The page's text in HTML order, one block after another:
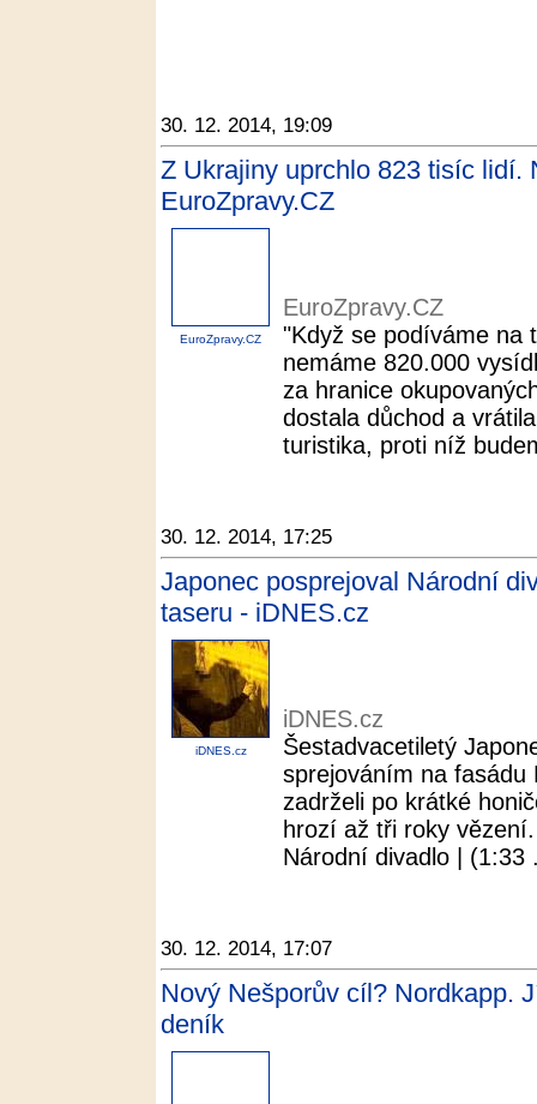
30. 12. 2014, 19:09
Z Ukrajiny uprchlo 823 tisíc lidí.
EuroZpravy.CZ
EuroZpravy.CZ
EuroZpravy.CZ
"Když se podíváme na
nemáme 820.000
za hranice
dostala důchod a
turistika, proti níž
30. 12. 2014, 17:25
Japonec posprejoval Národní
taseru - iDNES.cz
iDNES.cz
iDNES.cz
Šestadvacetiletý
sprejováním na fasádu
zadrželi po krátké
hrozí až tři roky
Národní divadlo | (1:33
30. 12. 2014, 17:07
Nový Nešporův cíl? Nordkapp.
deník